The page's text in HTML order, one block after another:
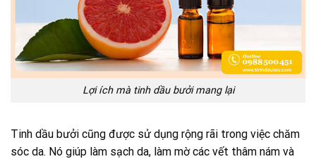
Lợi ích mà tinh dầu bưởi mang lại
Tinh dầu bưởi cũng được sử dụng rộng rãi trong việc chăm
sóc da. Nó giúp làm sạch da, làm mờ các vết thâm nám và